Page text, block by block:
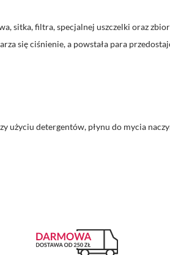
sitka, filtra, specjalnej uszczelki oraz
się ciśnienie, a powstała para
użyciu detergentów, płynu do mycia